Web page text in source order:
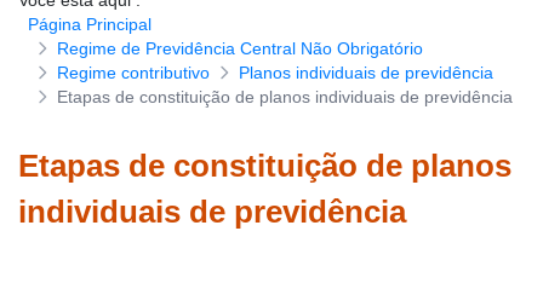
Página Principal
Regime de Previdência Central Não Obrigatório
Regime contributivo
Planos individuais de previdência
Etapas de constituição de planos individuais de previdência
Etapas de constituição de planos
individuais de previdência